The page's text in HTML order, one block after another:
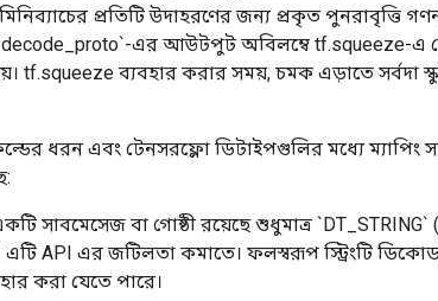
মিনিব্যাচের প্রতিটি উদাহরণের জন্য প্রকৃত
`decode_proto`-এর আউটপুট অবিলম্বে tf.squeeze-এ
tf.squeeze ব্যবহার করার সময়, চমক এড়াতে সর্বদা
ধরন এবং টেনসরফ্লো ডিটাইপগুলির মধ্যে
সাবমেসেজ বা গোষ্ঠী রয়েছে শুধুমাত্র
এটি API এর জটিলতা কমাতে। ফলস্বরূপ স্ট্রিংটি
করা যেতে পারে।